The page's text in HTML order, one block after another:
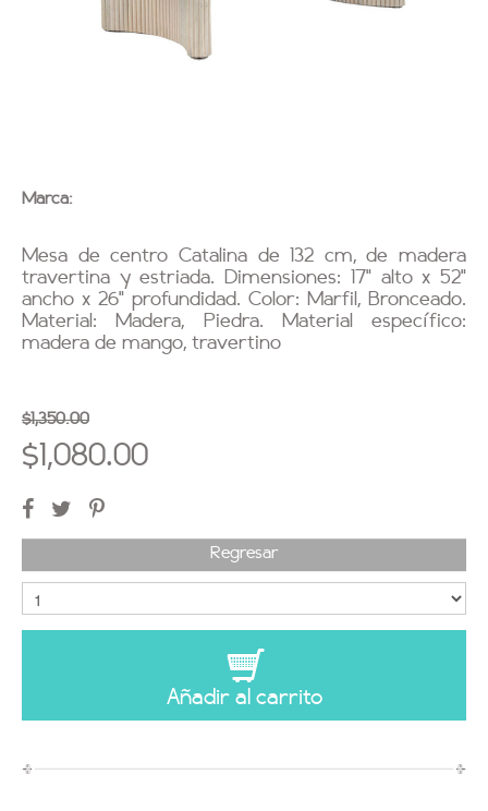
Marca:
Mesa de centro Catalina de 132 cm, de madera
travertina y estriada. Dimensiones: 17” alto x 52”
ancho x 26” profundidad. Color: Marfil, Bronceado.
Material: Madera, Piedra. Material específico:
madera de mango, travertino
$1,350.00
$1,080.00
Regresar
Añadir al carrito